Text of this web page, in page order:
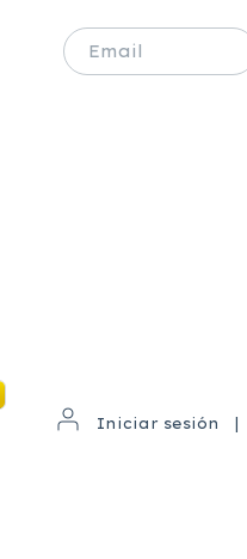
Iniciar sesión